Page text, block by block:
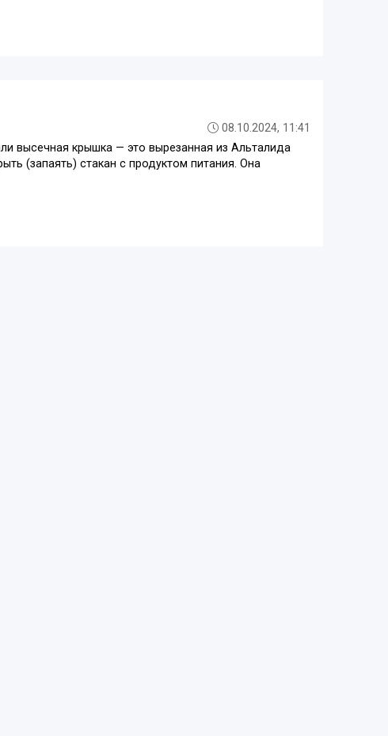
08.10.2024, 11:41
высечная крышка — это вырезанная из Альталида
(запаять) стакан с продуктом питания. Она